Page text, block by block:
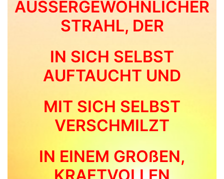
AUSSERGEWÖHNLICHER
STRAHL, DER
IN SICH SELBST
AUFTAUCHT UND
MIT SICH SELBST
VERSCHMILZT
IN EINEM GROßEN,
KRAFTVOLLEN